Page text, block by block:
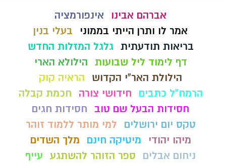
אברהם אבינו
אינפורמציה
אמר לו ותרן הייתי בממוני
בעלי בנין
בריאות תודעתית גלגל המזלות החדש
דף לימוד ליל שבועות הילולא הארי
הילולת האר"י הקדוש
הראיה קוק
הרמח"ל כתבים
חידושי צורה
חכמת קבלה
חסידות הבעל שם טוב
חסידות חגים
טקס יום ירושלים
למי מותר ללמוד זוהר
מיהו יהודי
מיטיקה חינם
מלך השדים
ניחום אבלים
ספר הזוהר להשתגע עייף